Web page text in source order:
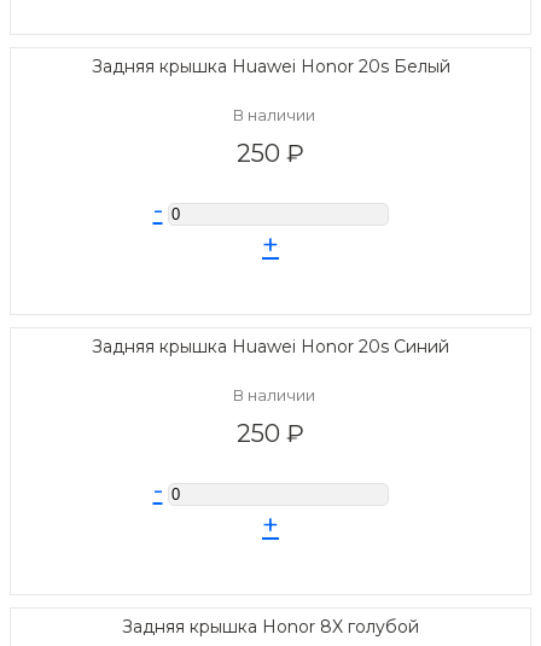
Задняя крышка Huawei Honor 20s Белый
В наличии
250 ₽
-
+
Задняя крышка Huawei Honor 20s Синий
В наличии
250 ₽
-
+
Задняя крышка Honor 8X голубой